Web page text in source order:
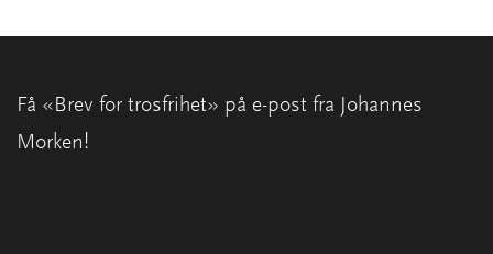
Få «Brev for trosfrihet» på e-post fra Johannes
Morken!